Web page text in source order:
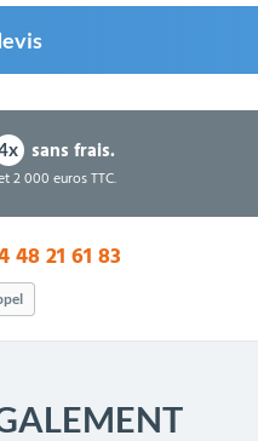
sans frais.
2 000 euros TTC.
48 21 61 83